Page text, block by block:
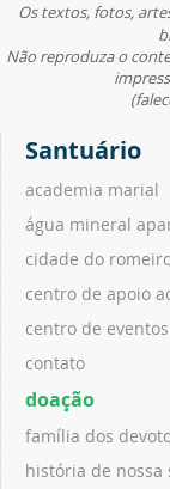
Os textos, fotos,
Não reproduza o
Santuário
academia marial
água mineral
cidade do
centro de apoio
centro de
contato
doação
família dos
história de nossa